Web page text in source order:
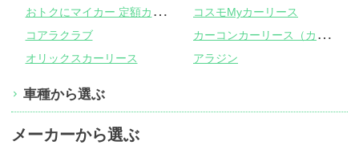
お
トクにマイカー 定額カルモくん
コスモMyカーリース
コアラクラブ
カ
ーコンカーリース（カーコンビニ倶楽部）
オリックスカーリース アラジン
車種から選ぶ
メーカーから選ぶ